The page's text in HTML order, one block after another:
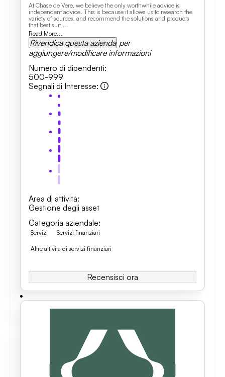
At Chase de Vere, we believe the only worthwhile advice is
independent advice. This is because it allows us to research the
variety of sources, and recommend the solutions and products
that best suit ...
Read More...
Rivendica questa azienda per
aggiungere/modificare informazioni
Numero di dipendenti:
500-999
Segnali di Interesse:
Area di attività:
Gestione degli asset
Categoria aziendale:
Servizi Servizi finanziari
Altre attività di servizi finanziari
Recensisci ora